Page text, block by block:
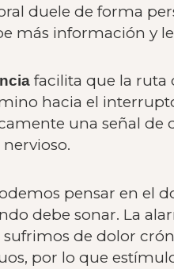
duele de forma
más información y
facilita que la ruta
hacia el
una señal de
pensar en el
debe sonar. La
de dolor
por lo que